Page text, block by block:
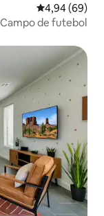
4,94 de uma
4,94 (69)
Campo de futebol